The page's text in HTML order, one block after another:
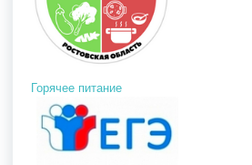
Горячее питание